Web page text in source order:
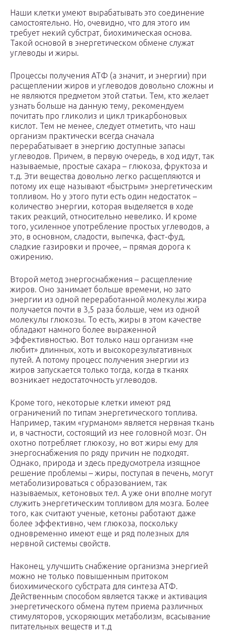
Наши клетки умеют вырабатывать это соединение
самостоятельно. Но, очевидно, что для этого им
требует некий субстрат, биохимическая основа.
Такой основой в энергетическом обмене служат
углеводы и жиры.
Процессы получения АТФ (а значит, и энергии) при
расщеплении жиров и углеводов довольно сложны и
не являются предметом этой статьи. Тем, кто желает
узнать больше на данную тему, рекомендуем
почитать про гликолиз и цикл трикарбоновых
кислот. Тем не менее, следует отметить, что наш
организм практически всегда сначала
перерабатывает в энергию доступные запасы
углеводов. Причем, в первую очередь, в ход идут, так
называемые, простые сахара – глюкоза, фруктоза и
т.д. Эти вещества довольно легко расщепляются и
потому их еще называют «быстрым» энергетическим
топливом. Но у этого пути есть один недостаток –
количество энергии, которая выделяется в ходе
таких реакций, относительно невелико. И кроме
того, усиленное употребление простых углеводов, а
это, в основном, сладости, выпечка, фаст-фуд,
сладкие газировки и прочее, – прямая дорога к
ожирению.
Второй метод энергоснабжения – расщепление
жиров. Оно занимает больше времени, но зато
энергии из одной переработанной молекулы жира
получается почти в 3,5 раза больше, чем из одной
молекулы глюкозы. То есть, жиры в этом качестве
обладают намного более выраженной
эффективностью. Вот только наш организм «не
любит» длинных, хоть и высокорезультативных
путей. А потому процесс получения энергии из
жиров запускается только тогда, когда в тканях
возникает недостаточность углеводов.
Кроме того, некоторые клетки имеют ряд
ограничений по типам энергетического топлива.
Например, таким «гурманом» является нервная ткань
и, в частности, состоящий из нее головной мозг. Он
охотно потребляет глюкозу, но вот жиры ему для
энергоснабжения по ряду причин не подходят.
Однако, природа и здесь предусмотрела изящное
решение проблемы – жиры, поступая в печень, могут
метаболизироваться с образованием, так
называемых, кетоновых тел. А уже они вполне могут
служить энергетическим топливом для мозга. Более
того, как считают ученые, кетоны работают даже
более эффективно, чем глюкоза, поскольку
одновременно имеют еще и ряд полезных для
нервной системы свойств.
Наконец, улучшить снабжение организма энергией
можно не только повышенным притоком
биохимического субстрата для синтеза АТФ.
Действенным способом является также и активация
энергетического обмена путем приема различных
стимуляторов, ускоряющих метаболизм, всасывание
питательных веществ и т.д